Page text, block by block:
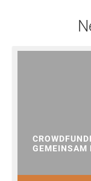
GEMEINSAM